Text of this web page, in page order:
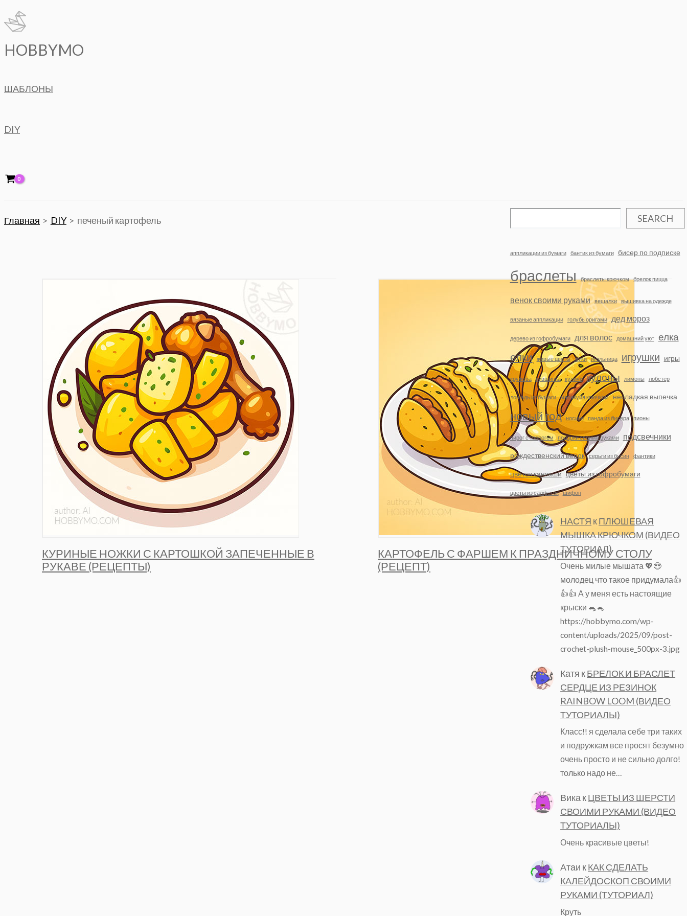
Перейти
к
содержимому
HOBBYMO
ШАБЛОНЫ
DIY
Главная DIY печеный картофель
КУРИНЫЕ НОЖКИ С КАРТОШКОЙ ЗАПЕЧЕННЫЕ В
РУКАВЕ (РЕЦЕПТЫ)
КАРТОФЕЛЬ С ФАРШЕМ К ПРАЗДНИЧНОМУ СТОЛУ
(РЕЦЕПТ)
SEARCH
аппликации из бумаги бантик из бумаги бисер по подписке
браслеты браслеты крючком брелок пицца
венок своими руками вешалки вышивка на одежде
вязаные аппликации голубь оригами дед мороз
дерево из гофробумаги для волос домашний уют елка
елки живые цветы жуки игольница игрушки игры
кружева кувшинка куличи кулоны лимоны лобстер
лошадь из бумаги маракуйя крючком несладкая выпечка
новый год носики панда из бисера пионы
пирог с творогом подарки своими руками подсвечники
рождественский венок серьги из бусин фантики
цветок канзаши цветы из гофробумаги
цветы из салфеток шифон
НАСТЯ кПЛЮШЕВАЯ
МЫШКА КРЮЧКОМ (ВИДЕО
ТУТОРИАЛ)
Очень милые мышата 💖😍
молодец что такое придумала👍
👍👍 А у меня есть настоящие
крыски 🐀🐁
https://hobbymo.com/wp-
content/uploads/2025/09/post-
crochet-plush-mouse_500px-3.jpg
Катя кБРЕЛОК И БРАСЛЕТ
СЕРДЦЕ ИЗ РЕЗИНОК
RAINBOW LOOM (ВИДЕО
ТУТОРИАЛЫ)
Класс!! я сделала себе три таких
и подружкам все просят безумно
очень просто и не сильно долго!
только надо не…
ВикакЦВЕТЫ ИЗ ШЕРСТИ
СВОИМИ РУКАМИ (ВИДЕО
ТУТОРИАЛЫ)
Очень красивые цветы!
Атаи кКАК СДЕЛАТЬ
КАЛЕЙДОСКОП СВОИМИ
РУКАМИ (ТУТОРИАЛ)
Круть